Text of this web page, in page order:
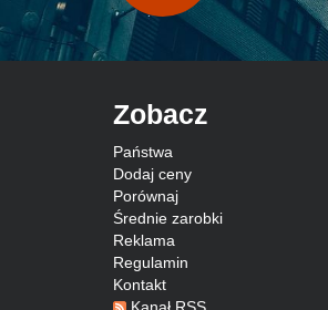
Zobacz
Państwa
Dodaj ceny
Porównaj
Średnie zarobki
Reklama
Regulamin
Kontakt